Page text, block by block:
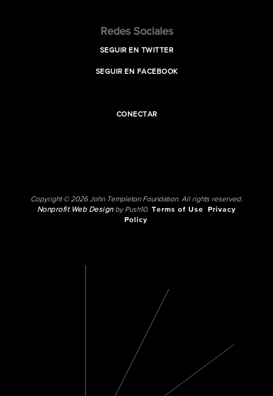
Redes Sociales
SEGUIR EN TWITTER
SEGUIR EN FACEBOOK
CONECTAR
Copyright © 2026 John Templeton Foundation. All rights reserved.
Nonprofit Web Designby Push10. Terms of Use
Privacy
Policy